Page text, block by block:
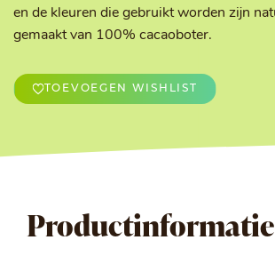
en de kleuren die gebruikt worden zijn
gemaakt van 100% cacaoboter.
TOEVOEGEN WISHLIST
Productinformatie